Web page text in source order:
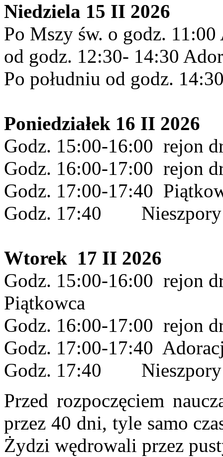
Niedziela 15 II 2026
Po Mszy św. o godz.
od godz. 12:30- 14:30
Po południu od godz.
Poniedziałek 16 II 2026
Godz. 15:00-16:00 rejon
Godz. 16:00-17:00 rejon
Godz. 17:00-17:40
Godz. 17:40 Nieszpory
Wtorek 17 II 2026
Godz. 15:00-16:00 rejon
Piątkowca
Godz. 16:00-17:00 rejon
Godz. 17:00-17:40
Godz. 17:40 Nieszpory
Przed rozpoczęciem
przez 40 dni, tyle samo
Żydzi wędrowali przez